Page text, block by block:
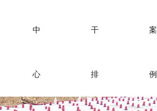
中
心
干
排
案
例